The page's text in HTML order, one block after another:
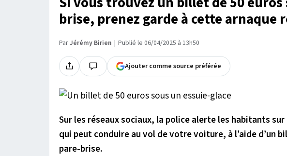
brise, prenez garde à cette arnaque
ParJérémy Birien Publié le 06/04/2025 à 13h50
Ajouter comme source préférée
Sur les réseaux sociaux, la police alerte les habitants
qui peut conduire au vol de votre voiture, à l’aide d’un
pare-brise.